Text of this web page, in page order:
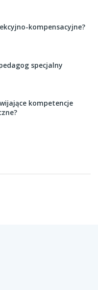
kompensacyjne?
specjalny
kompetencje